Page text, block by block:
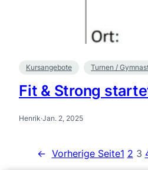
Kursangebote Turnen /
Fit & Strong
Henrik·Jan. 2, 2025
← Vorherige Seite1 2 3